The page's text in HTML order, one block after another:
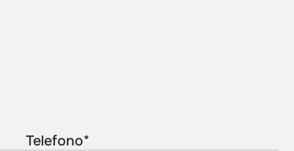
Telefono*